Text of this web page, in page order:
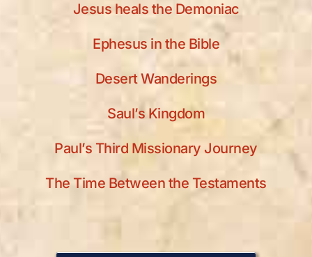
Jesus heals the Demoniac
Ephesus in the Bible
Desert Wanderings
Saul’s Kingdom
Paul’s Third Missionary Journey
The Time Between the Testaments